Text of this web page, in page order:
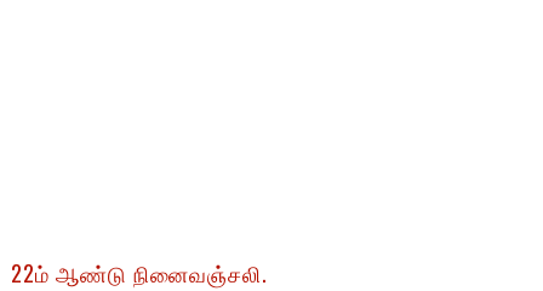
22ம் ஆண்டு நினைவஞ்சலி.